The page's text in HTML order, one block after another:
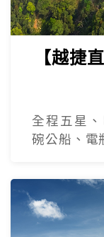
【越捷
全程五星
碗公船、電